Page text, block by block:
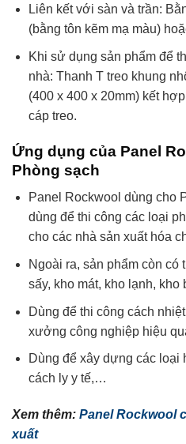
Liên kết với sàn và trần:
(bằng tôn kẽm mạ màu)
Khi sử dụng sản phẩm để
nhà: Thanh T treo khung
(400 x 400 x 20mm) kết
cáp treo.
Ứng dụng của Panel
Phòng sạch
Panel Rockwool dùng cho
dùng để thi công các loại
cho các nhà sản xuất hóa
Ngoài ra, sản phẩm còn có
sấy, kho mát, kho lạnh,
Dùng để thi công cách
xưởng công nghiệp hiệu
Dùng để xây dựng các loại
cách ly y tế,…
Xem thêm: Panel Rockwool
xuất